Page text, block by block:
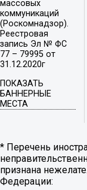
массовых
коммуникаций
(Роскомнадзор).
Реестровая
запись Эл № ФС
77 – 79995 от
31.12.2020г
ПОКАЗАТЬ
БАННЕРНЫЕ
МЕСТА
* Перечень
признана
Федерации: